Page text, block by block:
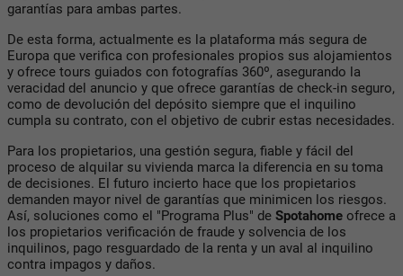
garantías para ambas partes.
De esta forma, actualmente es la plataforma más segura de
Europa que verifica con profesionales propios sus alojamientos
y ofrece tours guiados con fotografías 360º, asegurando la
veracidad del anuncio y que ofrece garantías de check-in seguro,
como de devolución del depósito siempre que el inquilino
cumpla su contrato, con el objetivo de cubrir estas necesidades.
Para los propietarios, una gestión segura, fiable y fácil del
proceso de alquilar su vivienda marca la diferencia en su toma
de decisiones. El futuro incierto hace que los propietarios
demanden mayor nivel de garantías que minimicen los riesgos.
Así, soluciones como el "Programa Plus" de Spotahome ofrece a
los propietarios verificación de fraude y solvencia de los
inquilinos, pago resguardado de la renta y un aval al inquilino
contra impagos y daños.